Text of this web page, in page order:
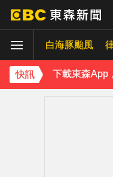
白海豚颱風
快訊
下載東森App
下載東森App